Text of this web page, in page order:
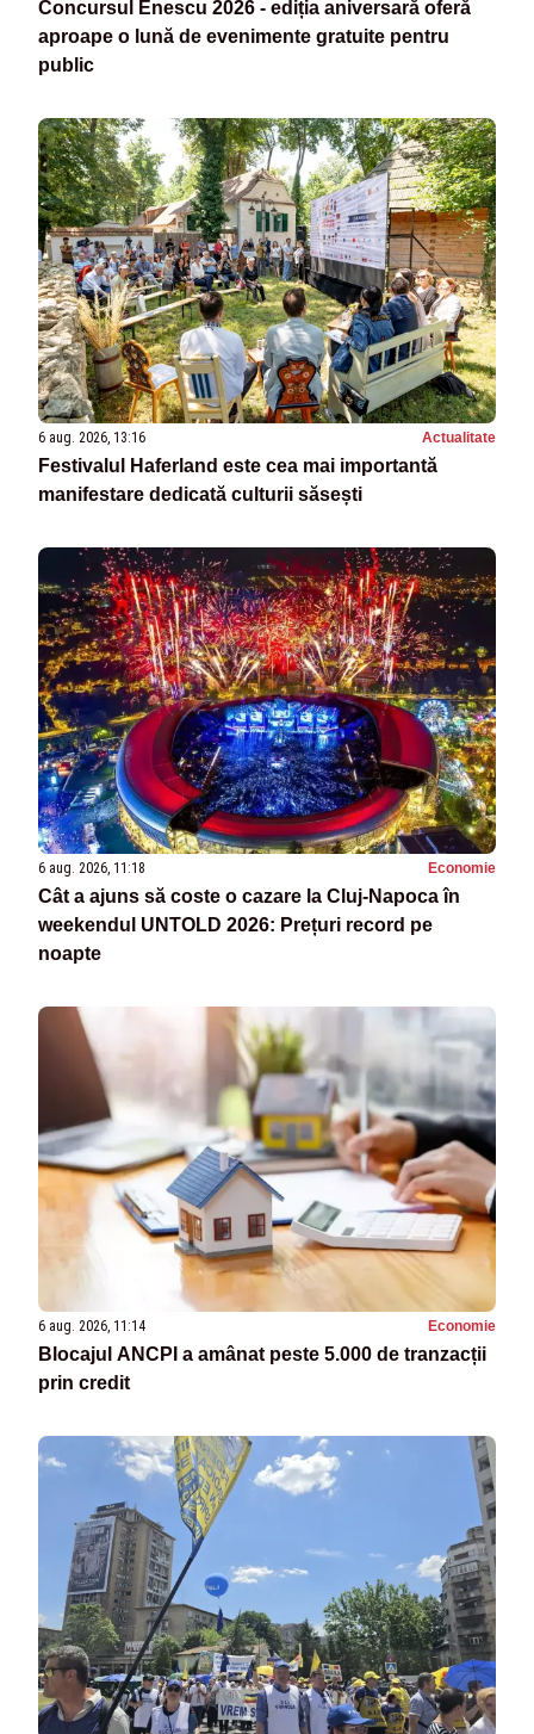
Concursul Enescu 2026 - ediția aniversară oferă
aproape o lună de evenimente gratuite pentru
public
6 aug. 2026, 13:16 Actualitate
Festivalul Haferland este cea mai importantă
manifestare dedicată culturii săsești
6 aug. 2026, 11:18 Economie
Cât a ajuns să coste o cazare la Cluj-Napoca în
weekendul UNTOLD 2026: Prețuri record pe
noapte
6 aug. 2026, 11:14 Economie
Blocajul ANCPI a amânat peste 5.000 de tranzacții
prin credit